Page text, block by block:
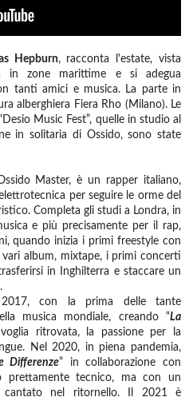
Hepburn, racconta l'estate, vista
zone marittime e si adegua
tanti amici e musica. La parte in
alberghiera Fiera Rho (Milano). Le
Music Fest”, quelle in studio al
in solitaria di Ossido, sono state
Master, è un rapper italiano,
per seguire le orme del
Completa gli studi a Londra, in
e più precisamente per il rap,
quando inizia i primi freestyle con
album, mixtape, i primi concerti
in Inghilterra e staccare un
con la prima delle tante
musica mondiale, creando “La
ritrovata, la passione per la
Nel 2020, in piena pandemia,
Differenze” in collaborazione con
prettamente tecnico, ma con un
cantato nel ritornello. Il 2021 è